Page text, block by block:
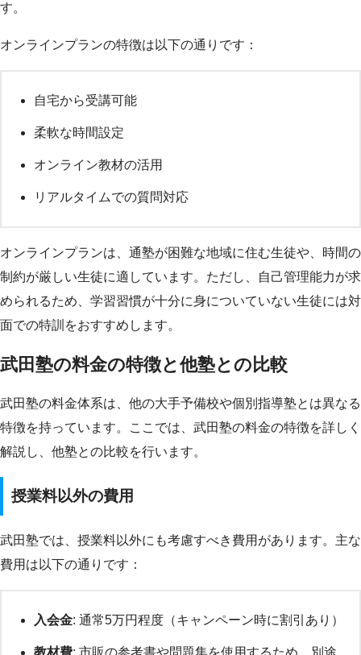
す。
オンラインプランの特徴は以下の通りです：
自宅から受講可能
柔軟な時間設定
オンライン教材の活用
リアルタイムでの質問対応
オンラインプランは、通塾が困難な地域に住む生徒や、時間の
制約が厳しい生徒に適しています。ただし、自己管理能力が求
められるため、学習習慣が十分に身についていない生徒には対
面での特訓をおすすめします。
武田塾の料金の特徴と他塾との比較
武田塾の料金体系は、他の大手予備校や個別指導塾とは異なる
特徴を持っています。ここでは、武田塾の料金の特徴を詳しく
解説し、他塾との比較を行います。
授業料以外の費用
武田塾では、授業料以外にも考慮すべき費用があります。主な
費用は以下の通りです：
入会金: 通常5万円程度（キャンペーン時に割引あり）